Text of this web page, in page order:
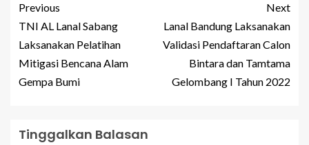
Previous
TNI AL Lanal Sabang
Laksanakan Pelatihan
Mitigasi Bencana Alam
Gempa Bumi
Next
Lanal Bandung Laksanakan
Validasi Pendaftaran Calon
Bintara dan Tamtama
Gelombang I Tahun 2022
Tinggalkan Balasan